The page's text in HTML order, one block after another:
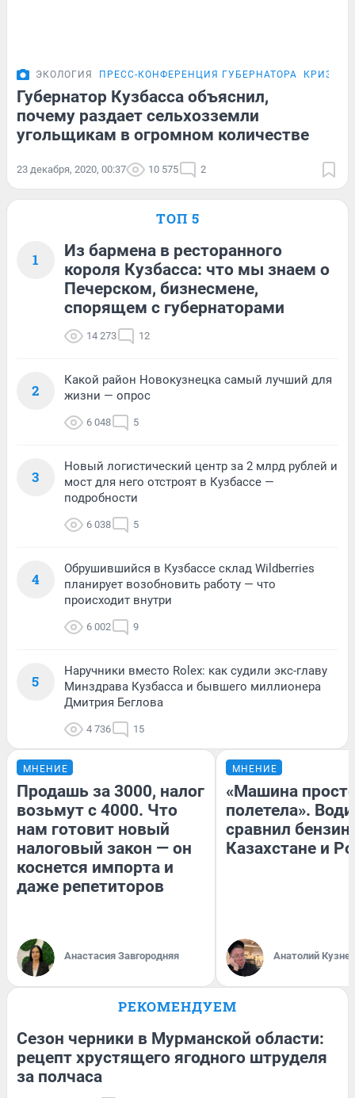
ЭКОЛОГИЯ ПРЕСС-КОНФЕРЕНЦИЯ ГУБЕРНАТОРА КРИЗИС
Губернатор Кузбасса объяснил,
почему раздает сельхозземли
угольщикам в огромном количестве
23 декабря, 2020, 00:37 10 575 2
ТОП 5
1
Из бармена в ресторанного
короля Кузбасса: что мы знаем о
Печерском, бизнесмене,
спорящем с губернаторами
14 273 12
2
Какой район Новокузнецка самый лучший для
жизни — опрос
6 048 5
3
Новый логистический центр за 2 млрд рублей и
мост для него отстроят в Кузбассе —
подробности
6 038 5
4
Обрушившийся в Кузбассе склад Wildberries
планирует возобновить работу — что
происходит внутри
6 002 9
5
Наручники вместо Rolex: как судили экс-главу
Минздрава Кузбасса и бывшего миллионера
Дмитрия Беглова
4 736 15
МНЕНИЕ
Продашь за 3000, налог
возьмут с 4000. Что
нам готовит новый
налоговый закон — он
коснется импорта и
даже репетиторов
Анастасия Завгородняя
МНЕНИЕ
«Машина
полетела».
сравнил бензин
Казахстане и
Анатолий
РЕКОМЕНДУЕМ
Сезон черники в Мурманской области:
рецепт хрустящего ягодного штруделя
за полчаса